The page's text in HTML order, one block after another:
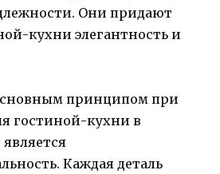
Они придают
кухни элегантность и
принципом при
гостиной-кухни в
Каждая деталь